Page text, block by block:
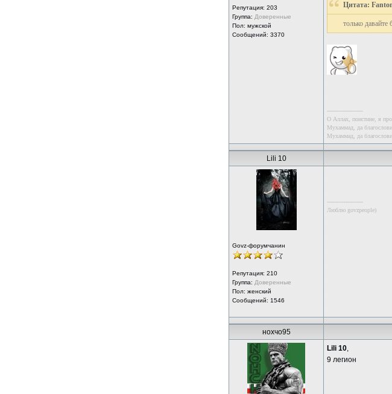
Репутация: 203
Группа: Доверенные
Пол: мужской
Сообщений: 3370
Цитата:
только давайте
--------------------
О Аллах, поистине, я
Мухаммад, да
Мухаммад, да
Lili 10
Govz-форумчанин
Репутация: 210
Группа: Доверенные
Пол: женский
Сообщений: 1546
--------------------
Люблю govzpeople)
нохчо95
Lili 10,
9 легион